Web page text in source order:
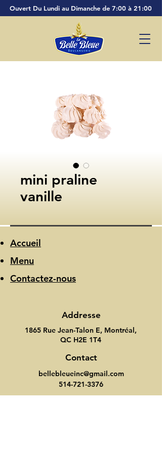
Ouvert Du Lundi au Dimanche de 7:00 à 21:00
mini praline
vanille
Accueil
Menu
Contactez-nous
Addresse
1865 Rue Jean-Talon E, Montréal,
QC H2E 1T4
Contact
bellebleueinc@gmail.com
514-721-3376